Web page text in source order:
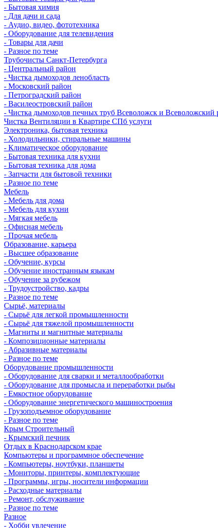
- Бытовая химия
- Для дачи и сада
- Аудио, видео, фототехника
- Оборудование для телевидения
- Товары для дачи
- Разное по теме
Трубочисты Санкт-Петербурга
- Центральный район
- Чистка дымоходов ленобласть
- Московский район
- Петроградский район
- Василеостровский район
- Чистка дымоходов печных труб Всеволожск и Всеволожский
Чистка Вентиляции в Квартире СПб услуги
Электроника, бытовая техника
- Холодильники, стиральные машины
- Климатическое оборудование
- Бытовая техника для кухни
- Бытовая техника для дома
- Запчасти для бытовой техники
- Разное по теме
Мебель
- Мебель для дома
- Мебель для кухни
- Мягкая мебель
- Офисная мебель
- Прочая мебель
Образование, карьера
- Высшее образование
- Обучение, курсы
- Обучение иностранным языкам
- Обучение за рубежом
- Трудоустройство, кадры
- Разное по теме
Сырьё, материалы
- Сырьё для легкой промышленности
- Сырьё для тяжелой промышленности
- Магниты и магнитные материалы
- Композиционные материалы
- Абразивные материалы
- Разное по теме
Оборудование промышленности
- Оборудование для сварки и металлообработки
- Оборудование для промысла и переработки рыбы
- Емкостное оборудование
- Оборудование энергетического машиностроения
- Грузоподъемное оборудование
- Разное по теме
Крым Строительный
- Крымский печник
Отдых в Краснодарском крае
Компьютеры и программное обеспечение
- Компьютеры, ноутбуки, планшеты
- Мониторы, принтеры, комплектующие
- Программы, игры, носители информации
- Расходные материалы
- Ремонт, обслуживание
- Разное по теме
Разное
- Хобби увлечение